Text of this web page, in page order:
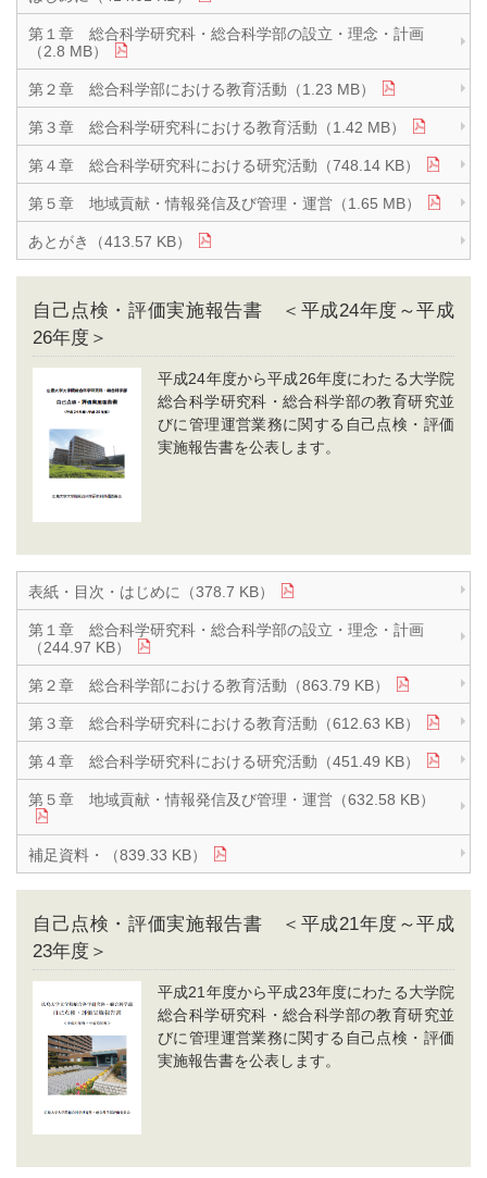
第１章 総合科学研究科・総合科学部の設立・理念・計画
（2.8 MB）
第２章 総合科学部における教育活動（1.23 MB）
第３章 総合科学研究科における教育活動（1.42 MB）
第４章 総合科学研究科における研究活動（748.14 KB）
第５章 地域貢献・情報発信及び管理・運営（1.65 MB）
あとがき（413.57 KB）
自己点検・評価実施報告書 ＜平成24年度～平成
26年度＞
平成24年度から平成26年度にわたる大学院
総合科学研究科・総合科学部の教育研究並
びに管理運営業務に関する自己点検・評価
実施報告書を公表します。
表紙・目次・はじめに（378.7 KB）
第１章 総合科学研究科・総合科学部の設立・理念・計画
（244.97 KB）
第２章 総合科学部における教育活動（863.79 KB）
第３章 総合科学研究科における教育活動（612.63 KB）
第４章 総合科学研究科における研究活動（451.49 KB）
第５章 地域貢献・情報発信及び管理・運営（632.58 KB）
補足資料・（839.33 KB）
自己点検・評価実施報告書 ＜平成21年度～平成
23年度＞
平成21年度から平成23年度にわたる大学院
総合科学研究科・総合科学部の教育研究並
びに管理運営業務に関する自己点検・評価
実施報告書を公表します。